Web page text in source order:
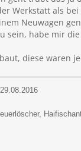
Werkstatt als
Neuwagen
sein, habe mir
diese waren